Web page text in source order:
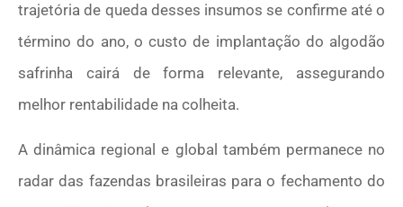
trajetória de queda desses insumos se confirme até o
término do ano, o custo de implantação do algodão
safrinha cairá de forma relevante, assegurando
melhor rentabilidade na colheita.
A dinâmica regional e global também permanece no
radar das fazendas brasileiras para o fechamento do